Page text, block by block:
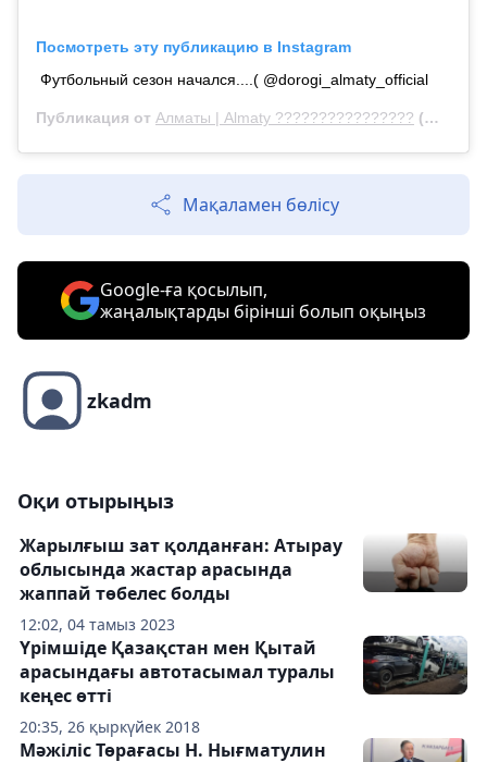
Посмотреть эту публикацию в Instagram
Футбольный сезон начался....( @dorogi_almaty_official
Публикация от Алматы | Almaty ???????????????? (@kris_p_almaty)
Мақаламен бөлісу
Google-ға қосылып,
жаңалықтарды бірінші болып оқыңыз
zkadm
Оқи отырыңыз
12:02, 04 тамыз 2023
Жарылғыш зат қолданған: Атырау
облысында жастар арасында
жаппай төбелес болды
20:35, 26 қыркүйек 2018
Үрімшіде Қазақстан мен Қытай
арасындағы автотасымал туралы
кеңес өтті
Мәжіліс Төрағасы Н. Нығматулин